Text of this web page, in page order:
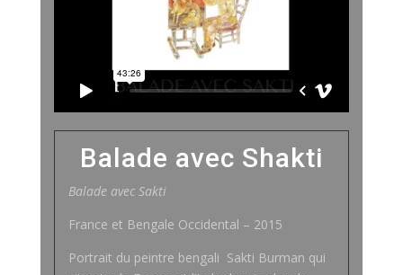
Balade avec Shakti
Balade avec Sakti
France et Bengale Occidental – 2015
Portrait du peintre bengali Sakti Burman qui